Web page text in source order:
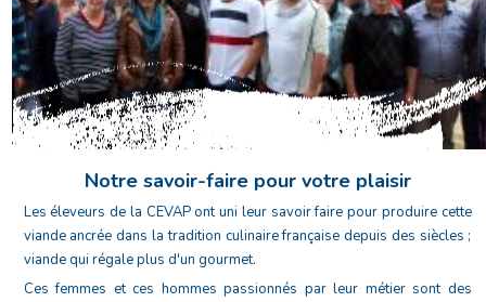
Notre savoir-faire pour votre plaisir
Les éleveurs de la CEVAP ont uni leur savoir faire pour produire cette
viande ancrée dans la tradition culinaire française depuis des siècles ;
viande qui régale plus d'un gourmet.
Ces femmes et ces hommes passionnés par leur métier sont des